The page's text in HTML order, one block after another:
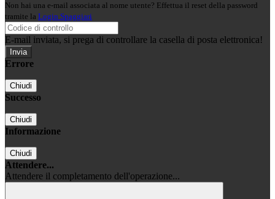
Non hai una e-mail associata al nome utente? Effettua il reset della password
tramite la Login Spaggiari
E-mail inviata, si prega di controllare la casella di posta elettronica!
Errore
Chiudi
Successo
Chiudi
Informazione
Chiudi
Attendere...
Attendere il completamento dell'operazione...